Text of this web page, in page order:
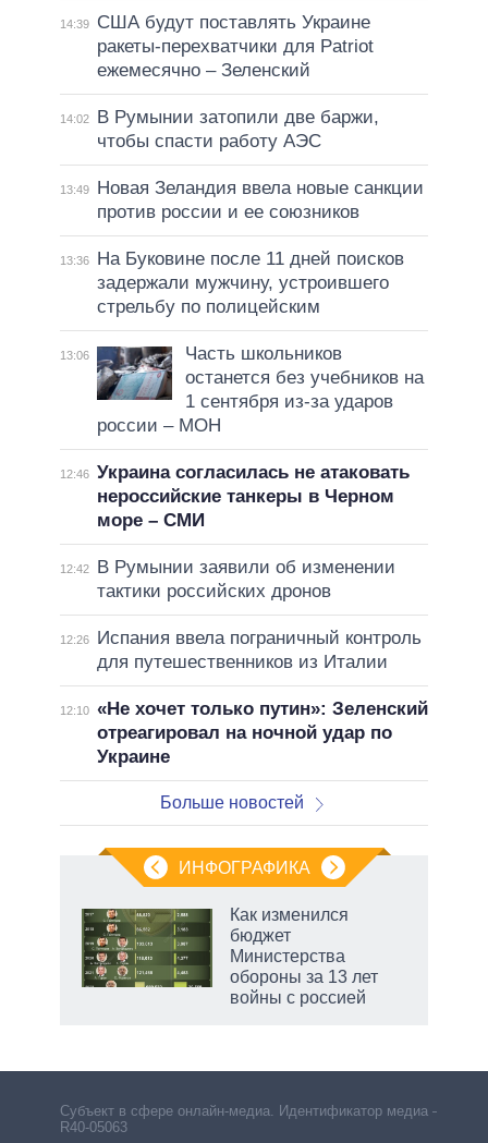
14:39
США будут поставлять Украине
ракеты-перехватчики для Patriot
ежемесячно – Зеленский
14:02
В Румынии затопили две баржи,
чтобы спасти работу АЭС
13:49
Новая Зеландия ввела новые санкции
против россии и ее союзников
13:36
На Буковине после 11 дней поисков
задержали мужчину, устроившего
стрельбу по полицейским
13:06
Часть школьников
останется без учебников на
1 сентября из-за ударов
россии – МОН
12:46 Украина согласилась не атаковать
нероссийские танкеры в Черном
море – СМИ
12:42
В Румынии заявили об изменении
тактики российских дронов
12:26
Испания ввела пограничный контроль
для путешественников из Италии
12:10 «Не хочет только путин»: Зеленский
отреагировал на ночной удар по
Украине
Больше новостей
ИНФОГРАФИКА
Как изменился
бюджет
Министерства
обороны за 13 лет
войны с россией
Субъект в сфере онлайн-медиа. Идентификатор медиа –
R40-05063